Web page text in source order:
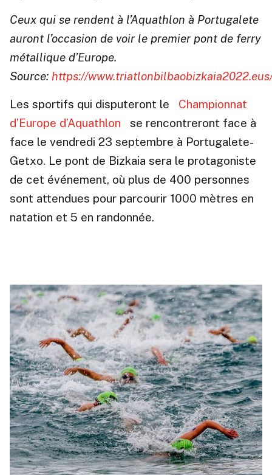
Ceux qui se rendent à l’Aquathlon à Portugalete
auront l’occasion de voir le premier pont de ferry
métallique d’Europe.
Source: https://
Les sportifs qui disputeront le
Championnat
d’Europe d’Aquathlon
se rencontreront face à
face le vendredi 23 septembre à Portugalete-
Getxo. Le pont de Bizkaia sera le protagoniste
de cet événement, où plus de 400 personnes
sont attendues pour parcourir 1000 mètres en
natation et 5 en randonnée.